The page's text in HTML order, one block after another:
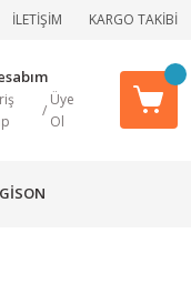
İLETİŞİM KARGO TAKİBİ
/
Üye
Ol
GİSON